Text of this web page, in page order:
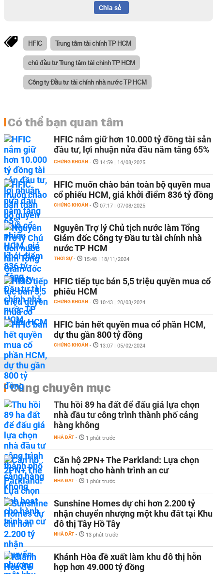
Chia sẻ
HFIC Trung tâm tài chính TP HCM
chủ đầu tư Trung tâm tài chính TP HCM
Công ty Đầu tư tài chính nhà nước TP HCM
Có thể bạn quan tâm
HFIC nắm giữ hơn 10.000 tỷ đồng tài sản
đầu tư, lợi nhuận nửa đầu năm tăng 65%
CHỨNG KHOÁN - 14:59 | 14/08/2025
HFIC muốn chào bán toàn bộ quyền mua
cổ phiếu HCM, giá khởi điểm 836 tỷ đồng
CHỨNG KHOÁN - 07:17 | 07/08/2025
Nguyên Trợ lý Chủ tịch nước làm Tổng
Giám đốc Công ty Đầu tư tài chính nhà
nước TP HCM
THỜI SỰ - 15:48 | 18/11/2024
HFIC tiếp tục bán 5,5 triệu quyền mua cổ
phiếu HCM
CHỨNG KHOÁN - 10:43 | 20/03/2024
HFIC bán hết quyền mua cổ phần HCM,
dự thu gần 800 tỷ đồng
CHỨNG KHOÁN - 13:07 | 05/02/2024
Cùng chuyên mục
Thu hồi 89 ha đất để đấu giá lựa chọn
nhà đầu tư công trình thành phố cảng
hàng không
NHÀ ĐẤT - 1 phút trước
Căn hộ 2PN+ The Parkland: Lựa chọn
linh hoạt cho hành trình an cư
NHÀ ĐẤT - 1 phút trước
Sunshine Homes dự chi hơn 2.200 tỷ
nhận chuyển nhượng một khu đất tại Khu
đô thị Tây Hồ Tây
NHÀ ĐẤT - 13 phút trước
Khánh Hòa đề xuất làm khu đô thị hỗn
hợp hơn 49.000 tỷ đồng